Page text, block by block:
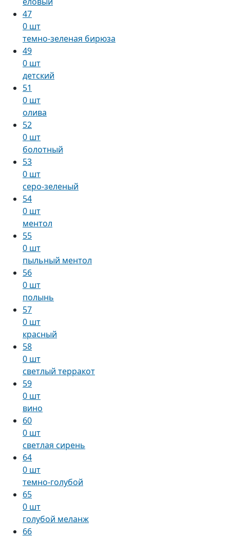
47
0 шт
темно-зеленая бирюза
49
0 шт
детский
51
0 шт
олива
52
0 шт
болотный
53
0 шт
серо-зеленый
54
0 шт
ментол
55
0 шт
пыльный ментол
56
0 шт
полынь
57
0 шт
красный
58
0 шт
светлый терракот
59
0 шт
вино
60
0 шт
светлая сирень
64
0 шт
темно-голубой
65
0 шт
голубой меланж
66